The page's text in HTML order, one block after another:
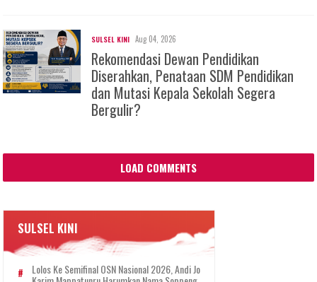
SULSEL KINI Aug 04, 2026
Rekomendasi Dewan Pendidikan
Diserahkan, Penataan SDM Pendidikan
dan Mutasi Kepala Sekolah Segera
Bergulir?
LOAD COMMENTS
SULSEL KINI
Lolos Ke Semifinal OSN Nasional 2026, Andi Jo